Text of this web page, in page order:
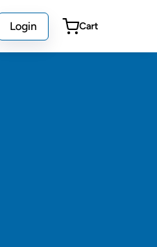
Login Cart